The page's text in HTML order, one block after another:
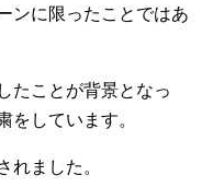
ンに限ったことではあ
たことが背景となっ
をしています。
れました。